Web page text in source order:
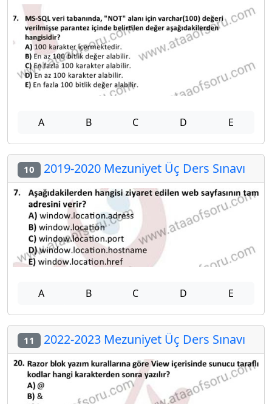
A B C D E
10 2019-2020 Mezuniyet Üç Ders Sınavı
A B C D E
11 2022-2023 Mezuniyet Üç Ders Sınavı